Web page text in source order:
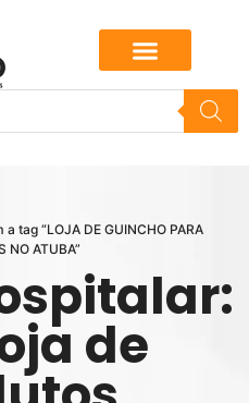
tag “LOJA DE GUINCHO PARA
NO ATUBA”
de